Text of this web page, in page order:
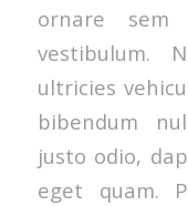
ornare sem
vestibulum.
ultricies
bibendum
justo odio,
eget quam.